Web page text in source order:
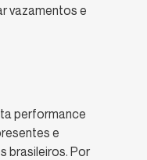
vazamentos e
performance
e
brasileiros. Por